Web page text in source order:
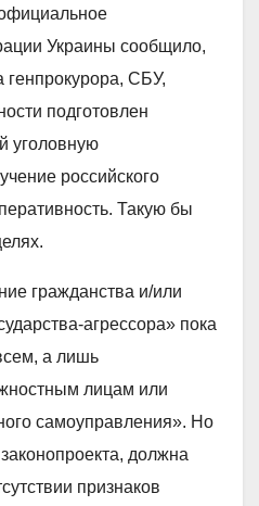
Украины сообщило,
генпрокурора, СБУ,
подготовлен
уголовную
российского
Такую бы
гражданства и/или
агрессора» пока
а лишь
лицам или
самоуправления». Но
должна
признаков